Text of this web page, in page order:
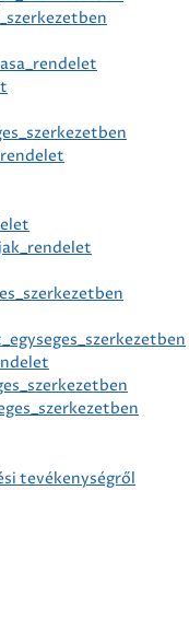
tevékenységről